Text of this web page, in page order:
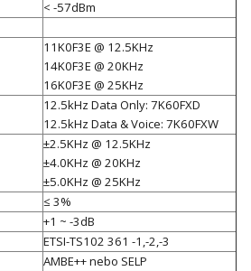
< -57dBm
11K0F3E @ 12.5KHz
14K0F3E @ 20KHz
16K0F3E @ 25KHz
12.5kHz Data Only: 7K60FXD
12.5kHz Data & Voice: 7K60FXW
±2.5KHz @ 12.5KHz
±4.0KHz @ 20KHz
±5.0KHz @ 25KHz
≤ 3%
+1 ~ -3dB
ETSI-TS102 361 -1,-2,-3
AMBE++ nebo SELP